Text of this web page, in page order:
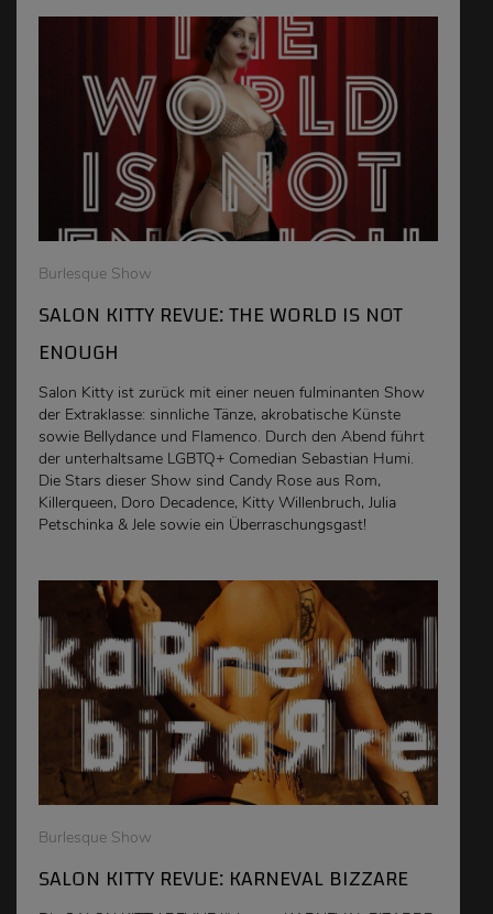
Burlesque Show
SALON KITTY REVUE: THE WORLD IS NOT
ENOUGH
Salon Kitty ist zurück mit einer neuen fulminanten Show
der Extraklasse: sinnliche Tänze, akrobatische Künste
sowie Bellydance und Flamenco. Durch den Abend führt
der unterhaltsame LGBTQ+ Comedian Sebastian Humi.
Die Stars dieser Show sind Candy Rose aus Rom,
Killerqueen, Doro Decadence, Kitty Willenbruch, Julia
Petschinka & Jele sowie ein Überraschungsgast!
Burlesque Show
SALON KITTY REVUE: KARNEVAL BIZZARE